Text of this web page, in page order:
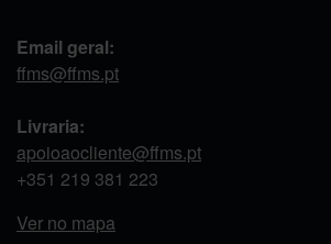
Email geral:
ffms@ffms.pt
Livraria:
apoioaocliente@ffms.pt
+351 219 381 223
Ver no mapa